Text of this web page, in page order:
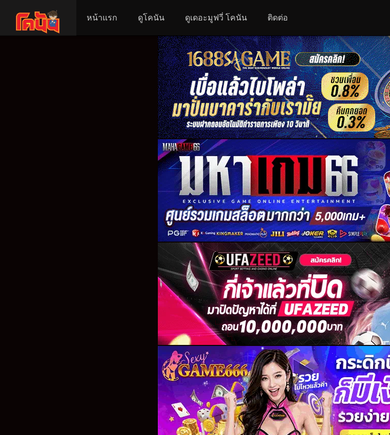
หน้าแรก ดูโคนัน ดูเดอะมูฟวี่ โคนัน ติดต่อ